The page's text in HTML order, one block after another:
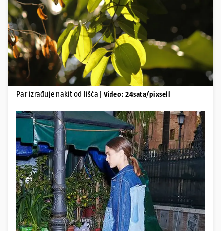
Pokretanje videa...
Par izrađuje nakit od lišća | Video: 24sata/pixsell